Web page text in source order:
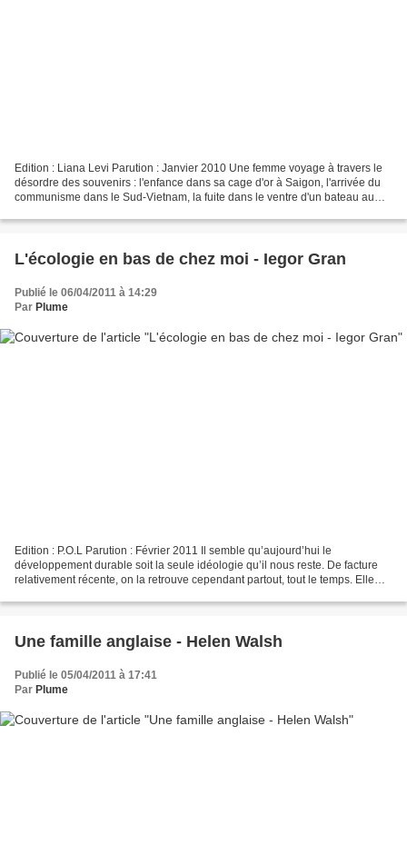
Edition : Liana Levi Parution : Janvier 2010 Une femme voyage à travers le
désordre des souvenirs : l'enfance dans sa cage d'or à Saigon, l'arrivée du
communisme dans le Sud-Vietnam, la fuite dans le ventre d'un bateau au
L'écologie en bas de chez moi - Iegor Gran
Publié le 06/04/2011 à 14:29
Par Plume
Edition : P.O.L Parution : Février 2011 Il semble qu’aujourd’hui le
développement durable soit la seule idéologie qu’il nous reste. De facture
relativement récente, on la retrouve cependant partout, tout le temps. Elle
Une famille anglaise - Helen Walsh
Publié le 05/04/2011 à 17:41
Par Plume